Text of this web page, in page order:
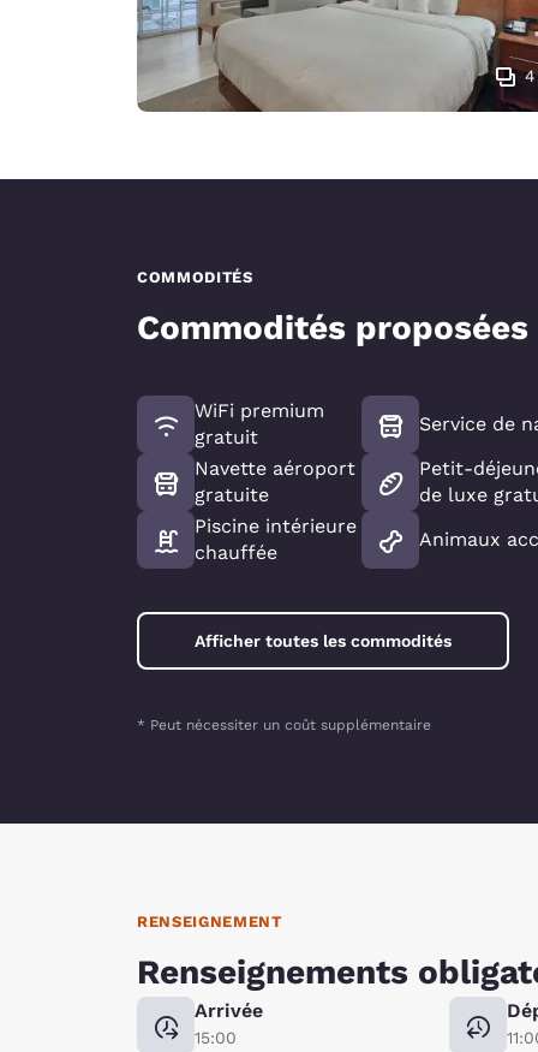
4
COMMODITÉS
Commodités proposées
WiFi premium
gratuit
Navette aéroport
gratuite
Piscine intérieure
chauffée
Service de
Petit-
de luxe
Animaux
Afficher toutes les commodités
* Peut nécessiter un coût supplémentaire
RENSEIGNEMENT
Renseignements
Arrivée
15:00